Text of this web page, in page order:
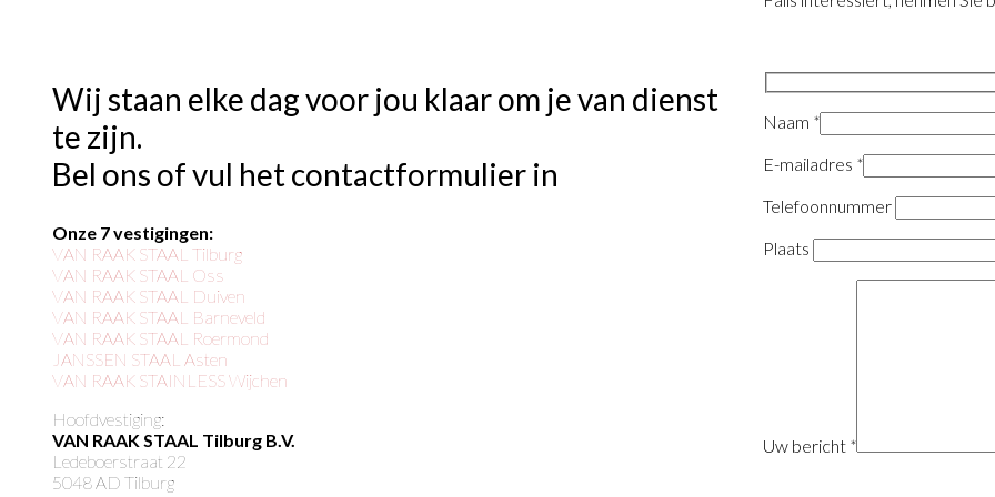
Wij staan elke dag voor jou klaar om je van dienst
te zijn.
Bel ons of vul het contactformulier in
Onze 7 vestigingen:
VAN RAAK STAAL Tilburg
VAN RAAK STAAL Oss
VAN RAAK STAAL Duiven
VAN RAAK STAAL Barneveld
VAN RAAK STAAL Roermond
JANSSEN STAAL Asten
VAN RAAK STAINLESS Wijchen
Hoofdvestiging:
VAN RAAK STAAL Tilburg B.V.
Ledeboerstraat 22
5048 AD Tilburg
Naam *
E-mailadres *
Telefoonnummer
Plaats
Uw bericht *